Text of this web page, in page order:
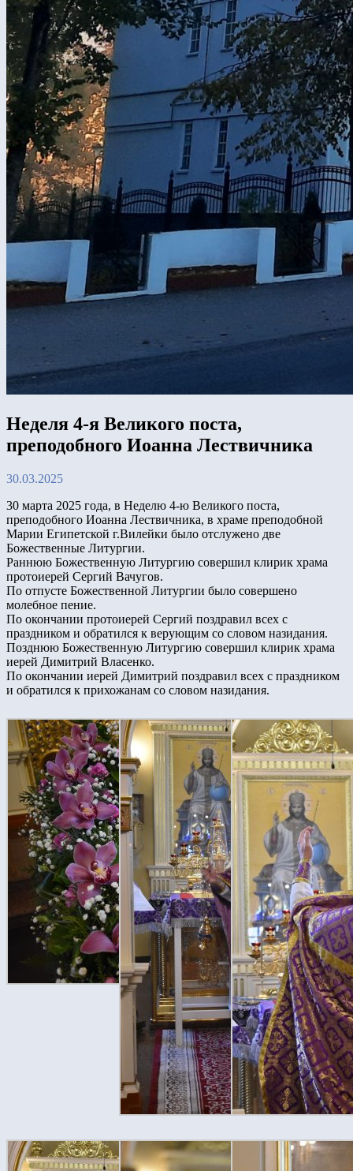
Неделя 4-я Великого поста,
преподобного Иоанна Лествичника
30.03.2025
30 марта 2025 года, в Неделю 4-ю Великого поста,
преподобного Иоанна Лествичника, в храме преподобной
Марии Египетской г.Вилейки было отслужено две
Божественные Литургии.
Раннюю Божественную Литургию совершил клирик храма
протоиерей Сергий Вачугов.
По отпусте Божественной Литургии было совершено
молебное пение.
По окончании протоиерей Сергий поздравил всех с
праздником и обратился к верующим со словом назидания.
Позднюю Божественную Литургию совершил клирик храма
иерей Димитрий Власенко.
По окончании иерей Димитрий поздравил всех с праздником
и обратился к прихожанам со словом назидания.